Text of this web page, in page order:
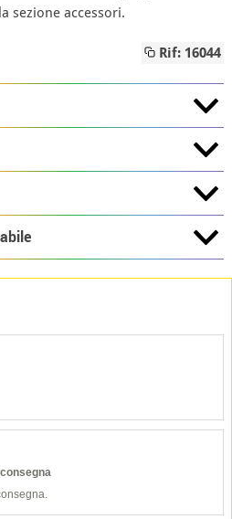
sezione accessori.
Rif: 16044